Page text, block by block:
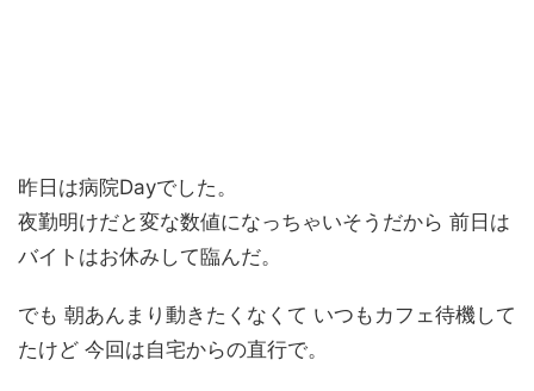
昨日は病院Dayでした。
夜勤明けだと変な数値になっちゃいそうだから 前日は
バイトはお休みして臨んだ。
でも 朝あんまり動きたくなくて いつもカフェ待機して
たけど 今回は自宅からの直行で。